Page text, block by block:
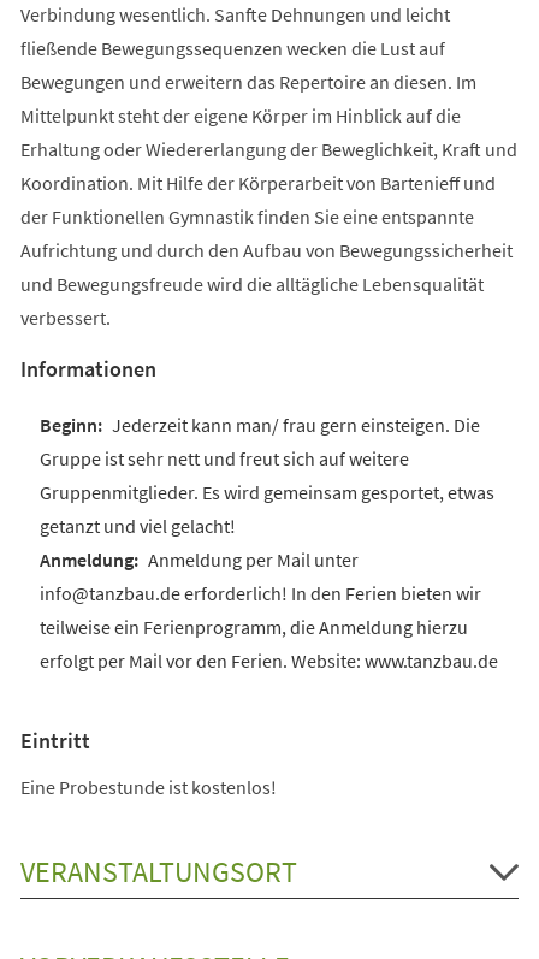
Verbindung wesentlich. Sanfte Dehnungen und leicht
fließende Bewegungssequenzen wecken die Lust auf
Bewegungen und erweitern das Repertoire an diesen. Im
Mittelpunkt steht der eigene Körper im Hinblick auf die
Erhaltung oder Wiedererlangung der Beweglichkeit, Kraft und
Koordination. Mit Hilfe der Körperarbeit von Bartenieff und
der Funktionellen Gymnastik finden Sie eine entspannte
Aufrichtung und durch den Aufbau von Bewegungssicherheit
und Bewegungsfreude wird die alltägliche Lebensqualität
verbessert.
Informationen
Jederzeit kann man/ frau gern einsteigen. Die
Gruppe ist sehr nett und freut sich auf weitere
Gruppenmitglieder. Es wird gemeinsam gesportet, etwas
getanzt und viel gelacht!
Anmeldung per Mail unter
info@tanzbau.de erforderlich! In den Ferien bieten wir
teilweise ein Ferienprogramm, die Anmeldung hierzu
erfolgt per Mail vor den Ferien. Website: www.tanzbau.de
Eintritt
Eine Probestunde ist kostenlos!
VERANSTALTUNGSORT